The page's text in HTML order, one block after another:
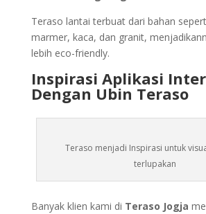
Teraso lantai terbuat dari bahan
marmer, kaca, dan granit,
lebih eco-friendly.
Inspirasi Aplikasi
Dengan Ubin Teraso
Teraso menjadi Inspirasi untuk
terlupakan
Banyak klien kami di Teraso Jogja